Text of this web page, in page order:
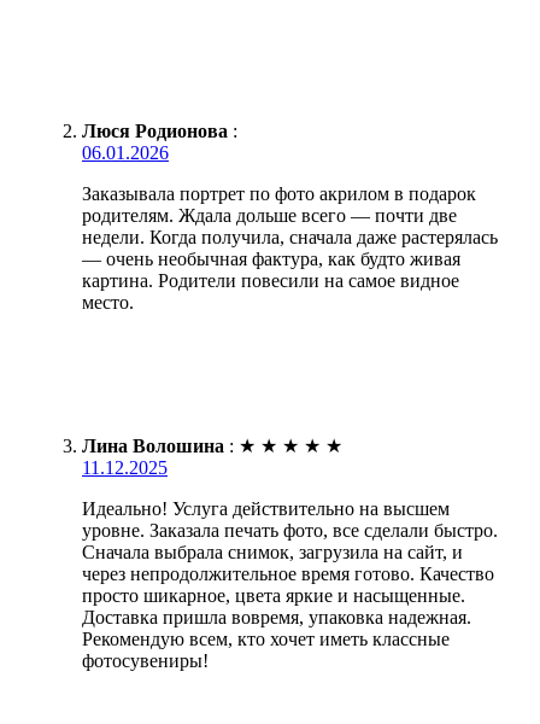
Люся Родионова :
06.01.2026
Заказывала портрет по фото акрилом в подарок
родителям. Ждала дольше всего — почти две
недели. Когда получила, сначала даже растерялась
— очень необычная фактура, как будто живая
картина. Родители повесили на самое видное
место.
Лина Волошина : ★ ★ ★ ★ ★
11.12.2025
Идеально! Услуга действительно на высшем
уровне. Заказала печать фото, все сделали быстро.
Сначала выбрала снимок, загрузила на сайт, и
через непродолжительное время готово. Качество
просто шикарное, цвета яркие и насыщенные.
Доставка пришла вовремя, упаковка надежная.
Рекомендую всем, кто хочет иметь классные
фотосувениры!